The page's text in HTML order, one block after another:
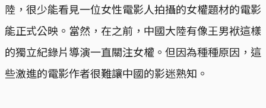
陸，很少能看見一位女性電影人拍攝的女權題材的電影
能正式公映。當然，在之前，中國大陸有像王男袱這樣
的獨立紀錄片導演一直關注女權。但因為種種原因，這
些激進的電影作者很難讓中國的影迷熟知。